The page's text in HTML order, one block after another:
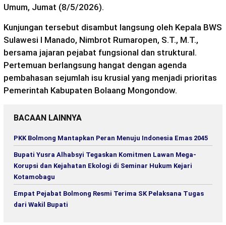
Umum, Jumat (8/5/2026).
Kunjungan tersebut disambut langsung oleh Kepala BWS
Sulawesi I Manado, Nimbrot Rumaropen, S.T., M.T.,
bersama jajaran pejabat fungsional dan struktural.
Pertemuan berlangsung hangat dengan agenda
pembahasan sejumlah isu krusial yang menjadi prioritas
Pemerintah Kabupaten Bolaang Mongondow.
BACAAN LAINNYA
PKK Bolmong Mantapkan Peran Menuju Indonesia Emas 2045
Bupati Yusra Alhabsyi Tegaskan Komitmen Lawan Mega-
Korupsi dan Kejahatan Ekologi di Seminar Hukum Kejari
Kotamobagu
Empat Pejabat Bolmong Resmi Terima SK Pelaksana Tugas
dari Wakil Bupati